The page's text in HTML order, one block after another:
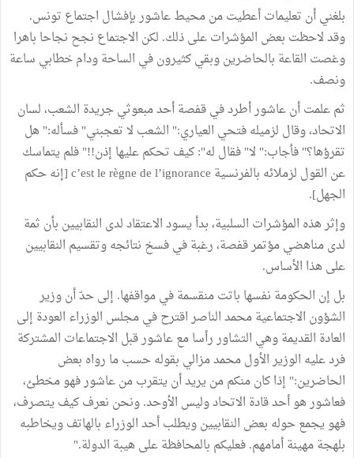
بلغني أن تعليمات أعطيت من محيط عاشور بإفشال اجتماع تونس.
وقد لاحظت بعض المؤشرات على ذلك. لكن الاجتماع نجح نجاحا باهرا
وغصت القاعة بالحاضرين وبقي كثيرون في الساحة ودام خطابي ساعة
ونصف.
ثم علمت أن عاشور أطرد في قفصة أحد مبعوثي جريدة الشعب، لسان
الاتحاد، وقال لزميله فتحي العياري:" الشعب لا تعجبني" فسأله:" هل
تقرؤها؟" فأجاب:" لا" فقال له": كيف تحكم عليها إذن!!" فلم يتماسك
عن القول لزملائه بالفرنسية c’est le règne de l’ignorance [إنه حكم
الجهل].
وإثر هذه المؤشرات السلبية، بدأ يسود الاعتقاد لدى النقابيين بأن ثمة
لدى مناهضي مؤتمر قفصة، رغبة في فسخ نتائجه وتقسيم النقابيين
على هذا الأساس.
بل إن الحكومة نفسها باتت منقسمة في مواقفها. إلى حدّ أن وزير
الشؤون الاجتماعية محمد الناصر اقترح في مجلس الوزراء العودة إلى
العادة القديمة وهي التشاور رأسا مع عاشور قبل الاجتماعات المشتركة
فرد عليه الوزير الأول محمد مزالي بقوله حسب ما رواه بعض
الحاضرين:" إذا كان منكم من يريد أن يتقرب من عاشور فهو مخطئ،
فعاشور هو أحد قادة الاتحاد وليس الأوحد. ونحن نعرف كيف يتصرف،
فهو يجمع حوله بعض النقابيين ويطلب أحد الوزراء بالهاتف ويخاطبه
بلهجة مهينة أمامهم. فعليكم بالمحافظة على هيبة الدولة."